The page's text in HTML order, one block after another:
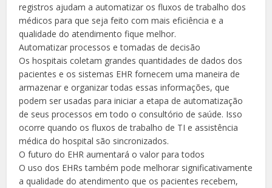
registros ajudam a automatizar os fluxos de trabalho dos
médicos para que seja feito com mais eficiência e a
qualidade do atendimento fique melhor.
Automatizar processos e tomadas de decisão
Os hospitais coletam grandes quantidades de dados dos
pacientes e os sistemas EHR fornecem uma maneira de
armazenar e organizar todas essas informações, que
podem ser usadas ​​para iniciar a etapa de automatização
de seus processos em todo o consultório de saúde. Isso
ocorre quando os fluxos de trabalho de TI e assistência
médica do hospital são sincronizados.
O futuro do EHR aumentará o valor para todos
O uso dos EHRs também pode melhorar significativamente
a qualidade do atendimento que os pacientes recebem,